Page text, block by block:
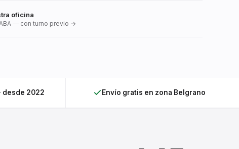
oficina
— con turno previo →
desde 2022 Envío gratis en zona Belgrano